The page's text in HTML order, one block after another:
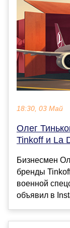
18:30, 03 Май
Олег
Tinkoff и La
Бизнесмен
бренды
военной
объявил в